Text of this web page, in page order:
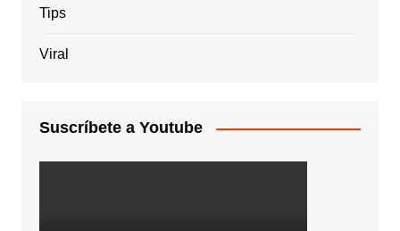
Tips
Viral
Suscríbete a Youtube